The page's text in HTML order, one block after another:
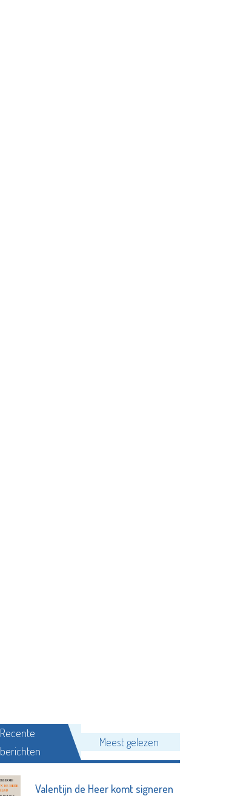
Recente
berichten
Meest gelezen
Valentijn de Heer komt signeren